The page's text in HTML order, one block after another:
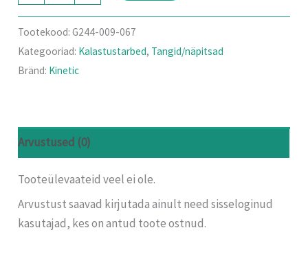
Tootekood:G244-009-067
Kategooriad: Kalastustarbed, Tangid/näpitsad
Bränd: Kinetic
Arvustused (0)
Tooteülevaateid veel ei ole.
Arvustust saavad kirjutada ainult need sisseloginud
kasutajad, kes on antud toote ostnud.